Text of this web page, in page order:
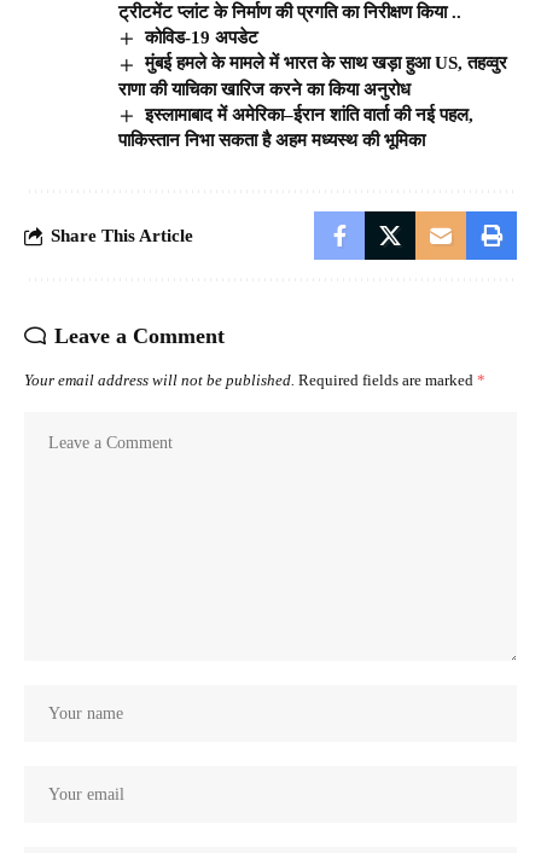
ट्रीटमेंट प्लांट के निर्माण की प्रगति का निरीक्षण किया ..
कोविड-19 अपडेट
मुंबई हमले के मामले में भारत के साथ खड़ा हुआ US, तहव्वुर
राणा की याचिका खारिज करने का किया अनुरोध
इस्लामाबाद में अमेरिका–ईरान शांति वार्ता की नई पहल,
पाकिस्तान निभा सकता है अहम मध्यस्थ की भूमिका
Share This Article
Leave a Comment
Your email address will not be published. Required fields are marked *